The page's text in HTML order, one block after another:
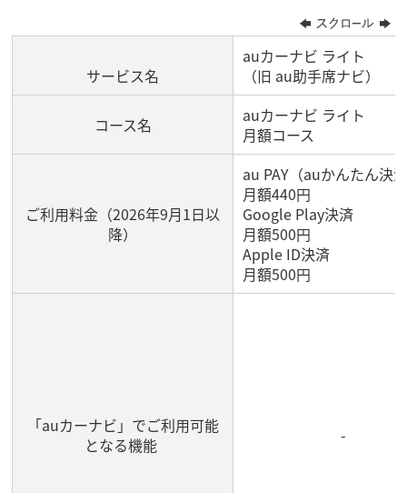
サービス名
auカーナビ ライト
（旧 au助手席ナビ）
コース名
auカーナビ ライト
月額コース
ご利用料金（2026年9月1日以
降）
au PAY（auかんたん決
月額440円
Google Play決済
月額500円
Apple ID決済
月額500円
「auカーナビ」でご利用可能
となる機能
-